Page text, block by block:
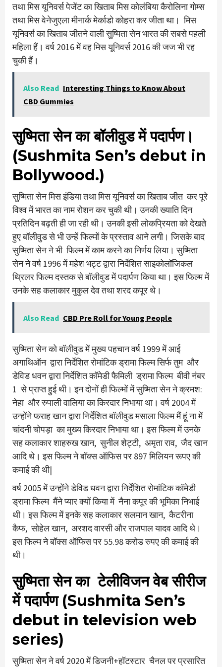
तथा मिस यूनिवर्स पेजेंट का खिताब मिस कोलंबिया कैरोलिना गोम्स
तथा मिस वेनेजुएला मीनार्क मेर्काडो कोहरा कर जीता था। मिस
यूनिवर्स का खिताब जीतने वाली सुष्मिता सेन भारत की सबसे पहली
महिला हैं। वर्ष 2016 में वह मिस यूनिवर्स 2016 की जज भी रह
चुकी हैं।
Also Read Interesting Things to Know About
CBD Gummies
सुष्मिता सेन का बॉलीवुड में पदार्पण।
(Sushmita Sen’s debut in
Bollywood.)
सुष्मिता सेन मिस इंडिया तथा मिस यूनिवर्स का खिताब जीत कर पूरे
विश्व में भारत का नाम रोशन कर चुकी थी। उनकी ख्याति दिन
प्रतिदिन बढ़ती ही जा रही थी। उनकी इसी लोकप्रियता को देखते
हुए बॉलीवुड से भी उन्हें फिल्मों के प्रस्ताव आने लगी। जिसके बाद
सुष्मिता सेन ने भी फिल्म में काम करने का निर्णय लिया। सुष्मिता
सेन ने वर्ष 1996 में महेश भट्ट द्वारा निर्देशित साइकोलॉजिकल
थ्रिलर फिल्म दस्तक से बॉलीवुड में पदार्पण किया था। इस फिल्म में
उनके सह कलाकार मुकुल देव तथा शरद कपूर थे।
Also Read CBD Pre Roll for Young People
सुष्मिता सेन को बॉलीवुड में मुख्य पहचान वर्ष 1999 में आई
अगाथिऑन द्वारा निर्देशित रोमांटिक ड्रामा फिल्म सिर्फ तुम और
डेविड धवन द्वारा निर्देशित कॉमेडी फैमिली ड्रामा फिल्म बीवी नंबर
1 से प्राप्त हुई थी। इन दोनों ही फिल्मों में सुष्मिता सेन ने क्रमश:
नेहा और रुपाली वालिया का किरदार निभाया था। वर्ष 2004 में
उन्होंने फराह खान द्वारा निर्देशित बॉलीवुड मसाला फिल्म मैं हूं ना में
चांदनी चोपड़ा का मुख्य किरदार निभाया था। इस फिल्म में उनके
सह कलाकार शाहरुख खान, सुनील शेट्टी, अमृता राव, जैद खान
आदि थे। इस फिल्म ने बॉक्स ऑफिस पर 897 मिलियन रूपए की
कमाई की थी|
वर्ष 2005 में उन्होंने डेविड धवन द्वारा निर्देशित रोमांटिक कॉमेडी
ड्रामा फिल्म मैंने प्यार क्यों किया में नैना कपूर की भूमिका निभाई
थी। इस फिल्म में इनके सह कलाकार सलमान खान, कैटरीना
कैफ, सोहेल खान, अरशद वारसी और राजपाल यादव आदि थे।
इस फिल्म ने बॉक्स ऑफिस पर 55.98 करोड रुपए की कमाई की
थी।
सुष्मिता सेन का टेलीविजन वेब सीरीज
में पदार्पण (Sushmita Sen’s
debut in television web
series)
सुष्मिता सेन ने वर्ष 2020 में डिजनी+हॉटस्टार चैनल पर प्रसारित